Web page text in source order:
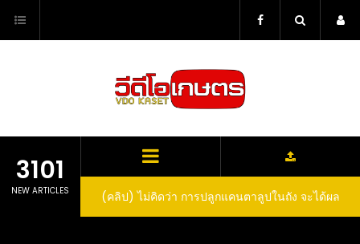
content
3101
NEW ARTICLES
(คลิป) ไม่คิดว่า การปลูกแคนตาลูปในถัง จะได้ผล
ลูกโตและหวานขนาดนี้ I didn’t expect that